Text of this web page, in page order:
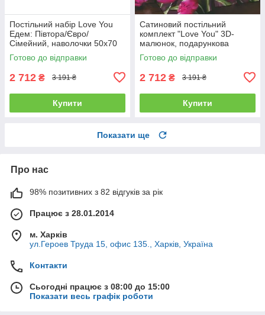
Постільний набір Love You
Едем: Півтора/Євро/
Сімейний, наволочки 50x70
полуторний
Готово до відправки
2 712 ₴ 3 191 ₴
Купити
Сатиновий постільний
комплект "Love You" 3D-
малюнок, подарункова
упаковка полуторний
Готово до відправки
2 712 ₴ 3 191 ₴
Купити
Показати ще
Про нас
98% позитивних з 82 відгуків за рік
Працює з 28.01.2014
м. Харків
ул.Героев Труда 15, офис 135., Харків, Україна
Контакти
Сьогодні працює з 08:00 до 15:00
Показати весь графік роботи